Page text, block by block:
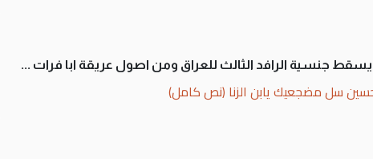
جنسية الرافد الثالث للعراق ومن اصول عريقة ابا فرات ...
سل مضجعيك يابن الزنا (نص كامل)